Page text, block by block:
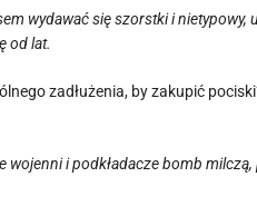
wydawać się szorstki i nietypowy,
od lat.
zadłużenia, by zakupić
i podkładacze bomb